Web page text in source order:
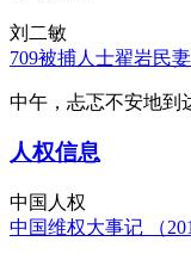
刘二敏
709被捕人士翟岩民
中午，忐忑不安地到
人权信息
中国人权
中国维权大事记 （